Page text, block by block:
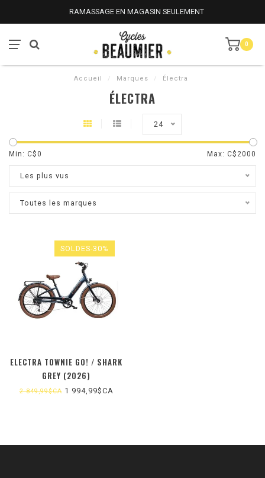
RAMASSAGE EN MAGASIN SEULEMENT
0
Accueil / Marques / Électra
ÉLECTRA
24
Min: C$0 Max: C$ 2000
Les plus vus
Toutes les marques
SOLDES-30%
ELECTRA TOWNIE GO! / SHARK
GREY (2026)
2 849,99$CA1 994,99$CA